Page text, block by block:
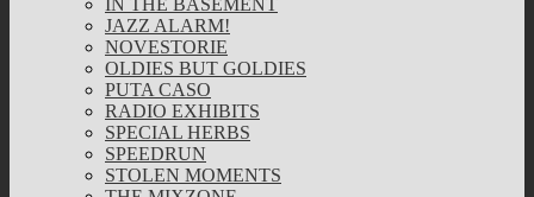
IN THE BASEMENT
JAZZ ALARM!
NOVESTORIE
OLDIES BUT GOLDIES
PUTA CASO
RADIO EXHIBITS
SPECIAL HERBS
SPEEDRUN
STOLEN MOMENTS